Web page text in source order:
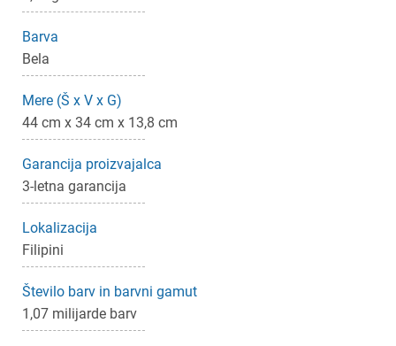
Barva
Bela
Mere (Š x V x G)
44 cm x 34 cm x 13,8 cm
Garancija proizvajalca
3-letna garancija
Lokalizacija
Filipini
Število barv in barvni gamut
1,07 milijarde barv
Prijava
Za dodajanje na seznam želja morate biti prijavljeni.